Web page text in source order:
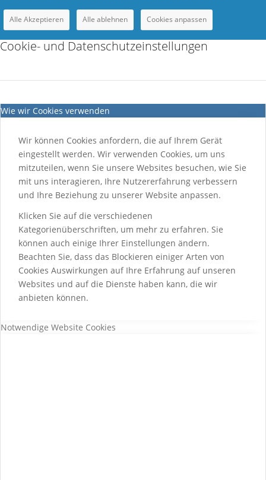
Alle Akzeptieren Alle ablehnen Cookies anpassen
Cookie- und Datenschutzeinstellungen
Wie wir Cookies verwenden
Wir können Cookies anfordern, die auf Ihrem Gerät
eingestellt werden. Wir verwenden Cookies, um uns
mitzuteilen, wenn Sie unsere Websites besuchen, wie Sie
mit uns interagieren, Ihre Nutzererfahrung verbessern
und Ihre Beziehung zu unserer Website anpassen.
Klicken Sie auf die verschiedenen
Kategorienüberschriften, um mehr zu erfahren. Sie
können auch einige Ihrer Einstellungen ändern.
Beachten Sie, dass das Blockieren einiger Arten von
Cookies Auswirkungen auf Ihre Erfahrung auf unseren
Websites und auf die Dienste haben kann, die wir
anbieten können.
Notwendige Website Cookies